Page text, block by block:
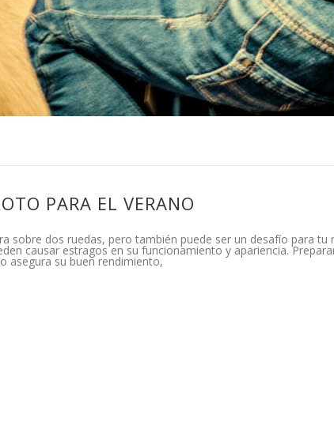
PARA EL VERANO
sobre dos ruedas, pero también puede ser un desafío para tu
causar estragos en su funcionamiento y apariencia.
asegura su buen rendimiento,